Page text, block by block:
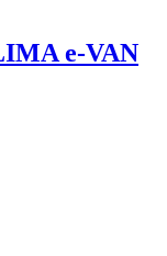
e-VAN